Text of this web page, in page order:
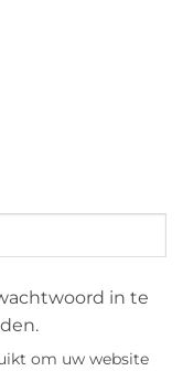
in te
om uw website